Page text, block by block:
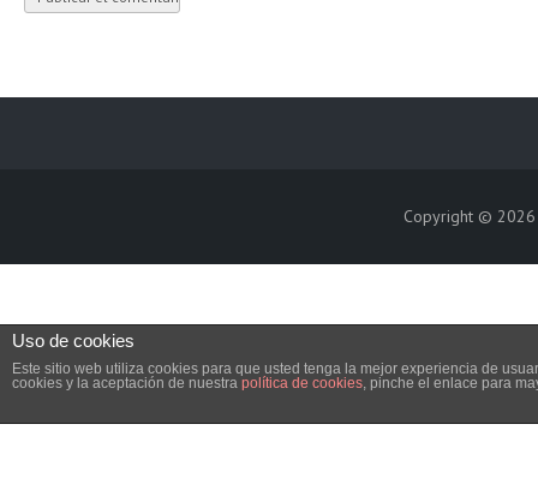
Copyright ©
Uso de cookies
Este sitio web utiliza cookies para que usted tenga la mejor experiencia de
cookies y la aceptación de nuestra política de cookies, pinche el enlace para